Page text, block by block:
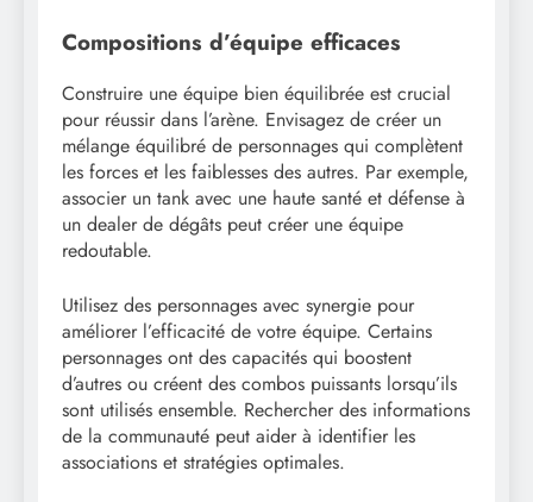
Compositions d’équipe efficaces
Construire une équipe bien équilibrée est crucial
pour réussir dans l’arène. Envisagez de créer un
mélange équilibré de personnages qui complètent
les forces et les faiblesses des autres. Par exemple,
associer un tank avec une haute santé et défense à
un dealer de dégâts peut créer une équipe
redoutable.
Utilisez des personnages avec synergie pour
améliorer l’efficacité de votre équipe. Certains
personnages ont des capacités qui boostent
d’autres ou créent des combos puissants lorsqu’ils
sont utilisés ensemble. Rechercher des informations
de la communauté peut aider à identifier les
associations et stratégies optimales.